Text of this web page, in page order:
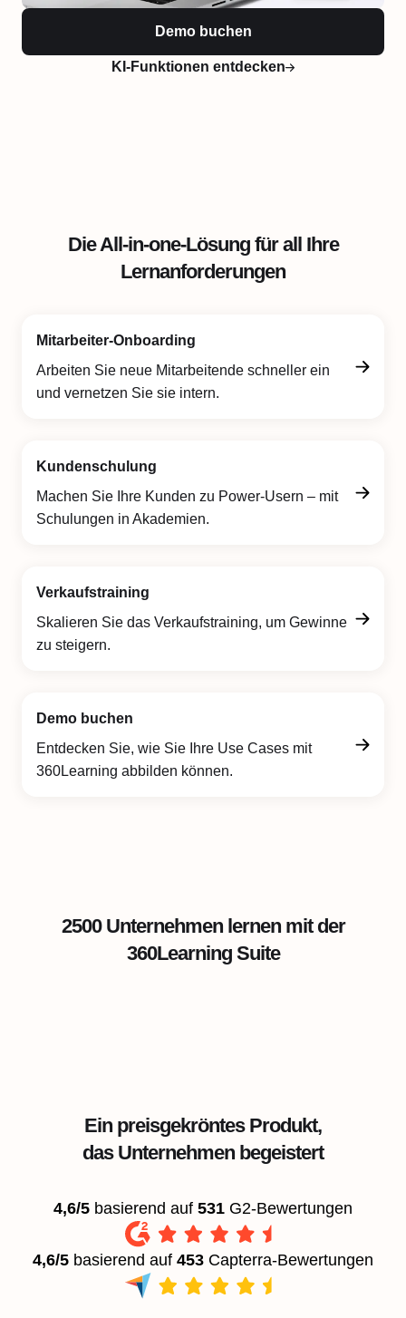
Demo buchen
KI-Funktionen entdecken
Die All-in-one-Lösung für all Ihre
Lernanforderungen
Mitarbeiter-Onboarding
Arbeiten Sie neue Mitarbeitende schneller ein
und vernetzen Sie sie intern.
Kundenschulung
Machen Sie Ihre Kunden zu Power-Usern – mit
Schulungen in Akademien.
Verkaufstraining
Skalieren Sie das Verkaufstraining, um Gewinne
zu steigern.
Demo buchen
Entdecken Sie, wie Sie Ihre Use Cases mit
360Learning abbilden können.
2500 Unternehmen lernen mit der
360Learning Suite
Ein preisgekröntes Produkt,
das Unternehmen begeistert
4,6/5 basierend auf 531 G2-Bewertungen
4,6/5 basierend auf 453 Capterra-Bewertungen